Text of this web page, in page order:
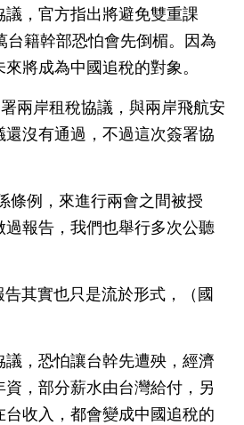
，官方指出將避免雙重課
籍幹部恐怕會先倒楣。因為
將成為中國追稅的對象。
兩岸租稅協議，與兩岸飛航安
沒有通過，不過這次簽署協
條例，來進行兩會之間被授
報告，我們也舉行多次公聽
其實也只是流於形式，（國
，恐怕讓台幹先遭殃，經濟
，部分薪水由台灣給付，另
收入，都會變成中國追稅的